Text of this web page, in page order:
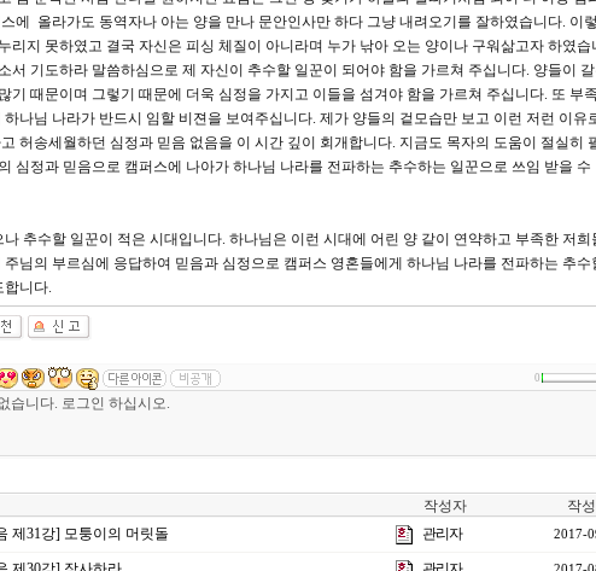
에 올라가도 동역자나 아는 양을 만나 문안인사만 하다 그냥 내려오기를 잘하였습니다. 이
리지 못하였고 결국 자신은 피싱 체질이 아니라며 누가 낚아 오는 양이나 구워삶고자 하였습
서 기도하라 말씀하심으로 제 자신이 추수할 일꾼이 되어야 함을 가르쳐 주십니다. 양들이
기 때문이며 그렇기 때문에 더욱 심정을 가지고 이들을 섬겨야 함을 가르쳐 주십니다. 또 부
나님 나라가 반드시 임할 비젼을 보여주십니다. 제가 양들의 겉모습만 보고 이런 저런 이유
허송세월하던 심정과 믿음 없음을 이 시간 깊이 회개합니다. 지금도 목자의 도움이 절실히
심정과 믿음으로 캠퍼스에 나아가 하나님 나라를 전파하는 추수하는 일꾼으로 쓰임 받을 수
추수할 일꾼이 적은 시대입니다. 하나님은 이런 시대에 어린 양 같이 연약하고 부족한 저희
님의 부르심에 응답하여 믿음과 심정으로 캠퍼스 영혼들에게 하나님 나라를 전파하는 추수
합니다.
0
작성자 작
제31강] 모퉁이의 머릿돌 관리자 2017-